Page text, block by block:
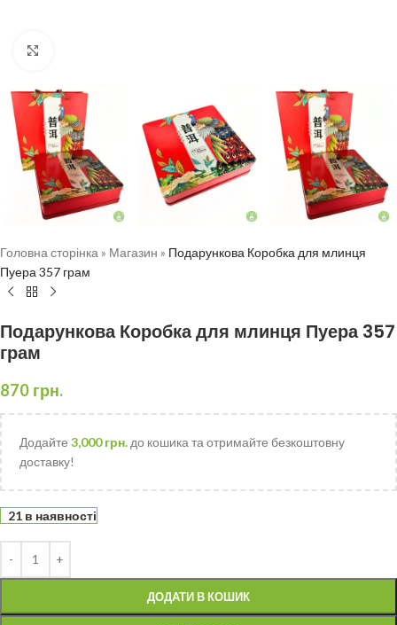
Головна сторінка » Магазин » Подарункова Коробка для млинця
Пуера 357 грам
Подарункова Коробка для млинця Пуера 357
грам
870 грн.
Додайте 3,000грн. до кошика та отримайте безкоштовну
доставку!
21 в наявності
ДОДАТИ В КОШИК